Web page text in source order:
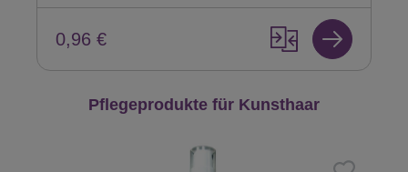
0,96 €
Produktgalerie überspringen
Pflegeprodukte für Kunsthaar